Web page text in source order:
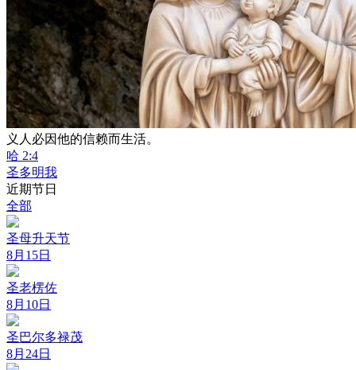
义人必因他的信赖而生活。
哈 2:4
圣多明我
近期节日
全部
圣母升天节
8月15日
圣老楞佐
8月10日
圣巴尔多禄茂
8月24日